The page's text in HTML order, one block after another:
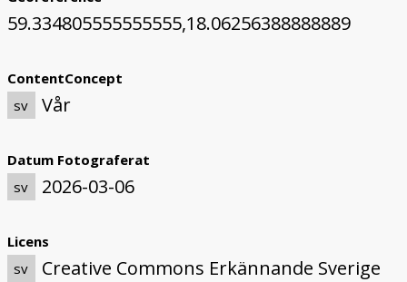
59.334805555555555,18.06256388888889
ContentConcept
sv
Vår
Datum Fotograferat
sv
2026-03-06
Licens
sv
Creative Commons Erkännande Sverige